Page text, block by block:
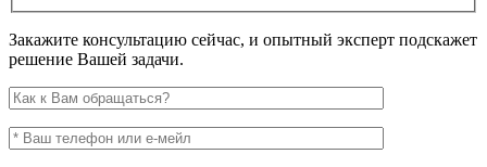
Закажите консультацию сейчас, и опытный эксперт подскажет
решение Вашей задачи.